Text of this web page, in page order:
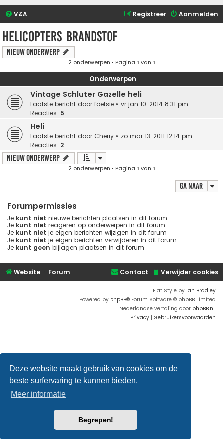
Deze website maakt gebruik van cookies om de
beste surfervaring te kunnen bieden.
Meer informatie
Begrepen!
V&A Aanmelden
Registreer
Helicopters brandstof
Nieuw onderwerp
2 onderwerpen • Pagina 1 van 1
Onderwerpen
Vintage Schluter Gazelle heli
Laatste bericht door foetsie « vr jan 10, 2014 8:31 pm
Reacties: 5
Heli
Laatste bericht door Cherry « zo mar 13, 2011 12:14 pm
Reacties: 2
Nieuw onderwerp
2 onderwerpen • Pagina 1 van 1
Ga naar
Forumpermissies
Je kunt niet nieuwe berichten plaatsen in dit forum
Je kunt niet reageren op onderwerpen in dit forum
Je kunt niet je eigen berichten wijzigen in dit forum
Je kunt niet je eigen berichten verwijderen in dit forum
Je kunt geen bijlagen plaatsen in dit forum
Website Forum Verwijder cookies
Contact
Flat Style by Ian Bradley
Powered by phpBB® Forum Software © phpBB Limited
Nederlandse vertaling door phpBB.nl.
Privacy | Gebruikersvoorwaarden